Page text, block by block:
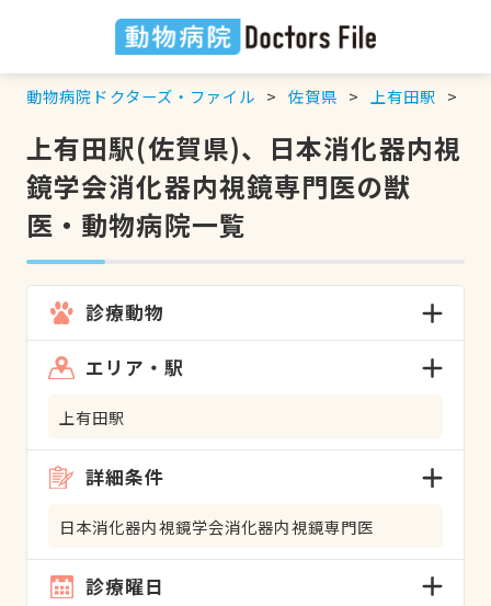
動物病院ドクターズ・ファイル 佐賀県 上有田駅
上有田駅(佐賀県)、日本消化器内視
鏡学会消化器内視鏡専門医の獣
医・動物病院一覧
診療動物
エリア・駅
上有田駅
詳細条件
日本消化器内視鏡学会消化器内視鏡専門医
診療曜日